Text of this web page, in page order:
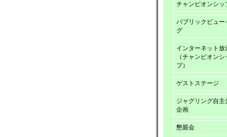
チャンピオンシッ
パブリックビュー
グ
インターネット放
（チャンピオンシ
プ）
ゲストステージ
ジャグリング自主
企画
懇親会